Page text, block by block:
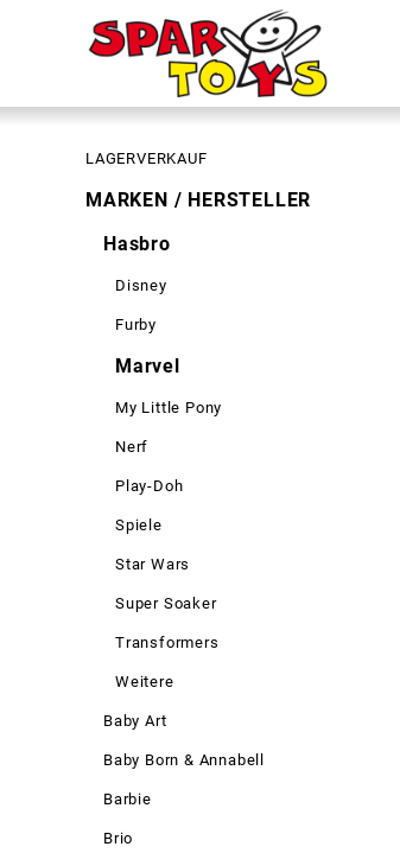
LAGERVERKAUF
MARKEN / HERSTELLER
Hasbro
Disney
Furby
Marvel
My Little Pony
Nerf
Play-Doh
Spiele
Star Wars
Super Soaker
Transformers
Weitere
Baby Art
Baby Born & Annabell
Barbie
Brio